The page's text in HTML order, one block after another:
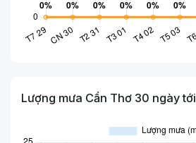
Lượng mưa Cần Thơ 30 ngày tới